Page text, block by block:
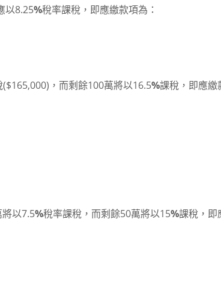
以8.25%稅率課稅，即應繳款項為：
，而剩餘100萬將以16.5%課稅，即應繳
以7.5%稅率課稅，而剩餘50萬將以15%課稅，即